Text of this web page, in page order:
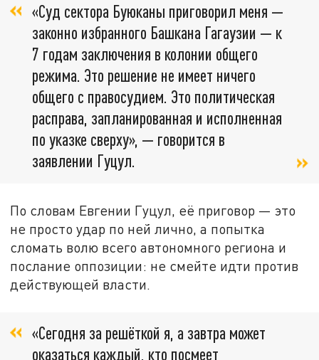
«Суд сектора Буюканы приговорил меня —
законно избранного Башкана Гагаузии — к
7 годам заключения в колонии общего
режима. Это решение не имеет ничего
общего с правосудием. Это политическая
расправа, запланированная и исполненная
по указке сверху», — говорится в
заявлении Гуцул.
По словам Евгении Гуцул, её приговор — это
не просто удар по ней лично, а попытка
сломать волю всего автономного региона и
послание оппозиции: не смейте идти против
действующей власти.
«Сегодня за решёткой я, а завтра может
оказаться каждый, кто посмеет